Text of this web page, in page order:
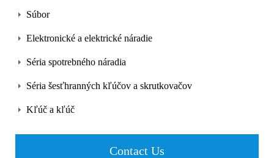
Súbor
Elektronické a elektrické náradie
Séria spotrebného náradia
Séria šesťhranných kľúčov a skrutkovačov
Kľúč a kľúč
Contact Us